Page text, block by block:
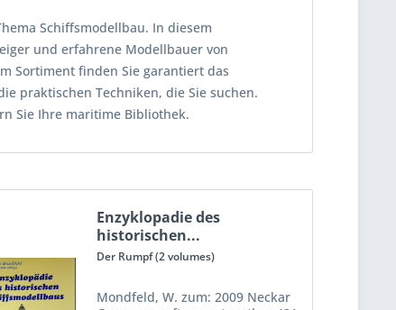
Schiffsmodellbau. In diesem
und erfahrene Modellbauer von
Sortiment finden Sie garantiert das
praktischen Techniken, die Sie suchen.
Sie Ihre maritime Bibliothek.
Enzyklopadie des
historischen...
Der Rumpf (2 volumes)
Mondfeld, W. zum: 2009 Neckar